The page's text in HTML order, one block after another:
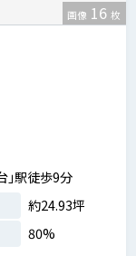
画像 16 枚
」駅徒歩9分
約24.93坪
80%